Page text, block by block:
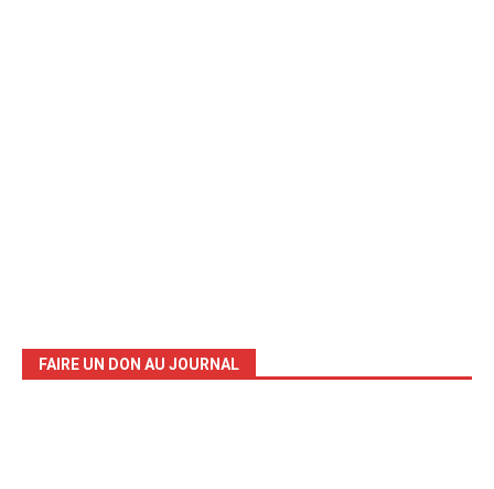
FAIRE UN DON AU JOURNAL